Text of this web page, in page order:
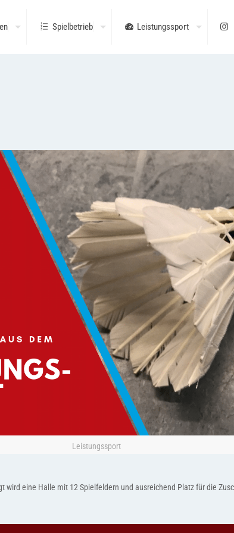
Spielbetrieb Leistungssport
Leistungssport
eine Halle mit 12 Spielfeldern und ausreichend Platz für die